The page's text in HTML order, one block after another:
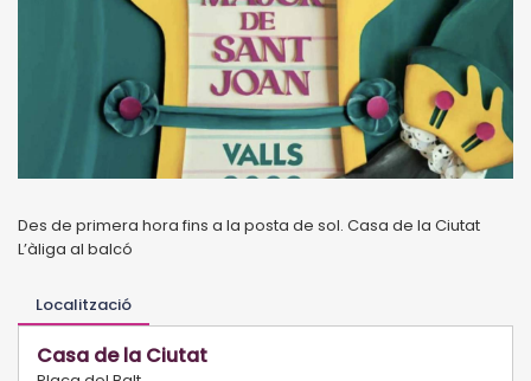
Des de primera hora fins a la posta de sol. Casa de la Ciutat
L’àliga al balcó
Localització
Casa de la Ciutat